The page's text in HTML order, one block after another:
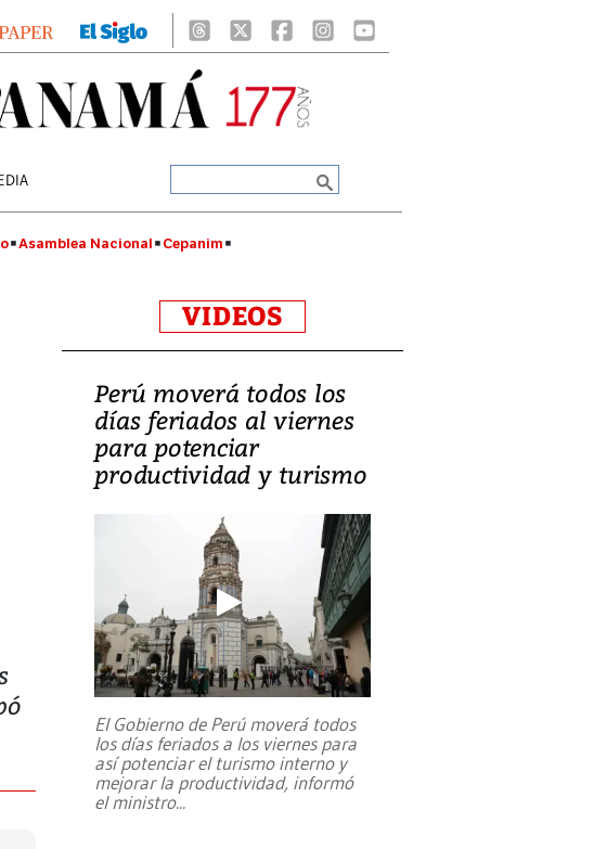
Asamblea Nacional Cepanim
VIDEOS
Perú moverá todos los
días feriados al viernes
para potenciar
productividad y turismo
El Gobierno de Perú moverá todos
los días feriados a los viernes para
así potenciar el turismo interno y
mejorar la productividad, informó
el ministro...